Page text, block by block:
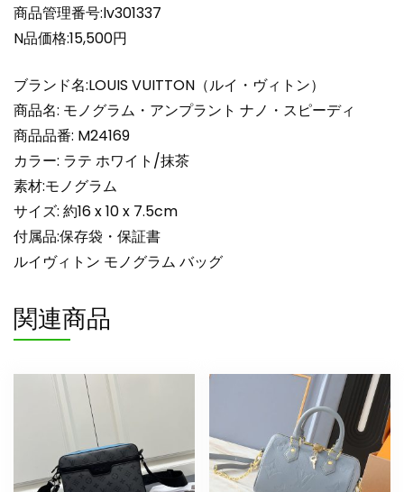
ト
ナ
ス
ピ
ー
デ
ィ
M24169
2way
シ
ョ
ル
ー
バ
グ
商品管理番号:lv301337
N品価格:15,500円
ブランド名:LOUIS VUITTON（ルイ・ヴィトン）
商品名: モノグラム・アンプラント ナノ・スピーディ
商品品番: M24169
カラー: ラテ ホワイト/抹茶
素材:モノグラム
サイズ: 約16 x 10 x 7.5cm
付属品:保存袋・保証書
ルイヴィトン モノグラム バッグ
関連商品